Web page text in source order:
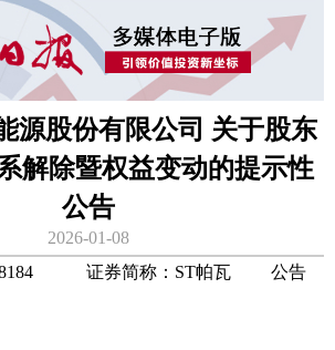
源股份有限公司 关于股东
解除暨权益变动的提示性
公告
2026-01-08
证券简称：ST帕瓦 公告